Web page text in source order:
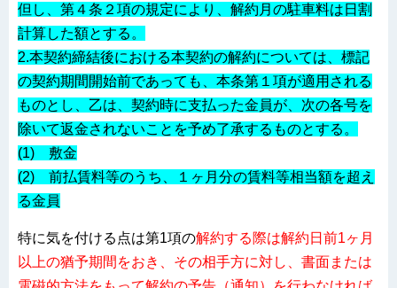
但し、第４条２項の規定により、解約月の駐車料は日割
計算した額とする。
2.本契約締結後における本契約の解約については、標記
の契約期間開始前であっても、本条第１項が適用される
ものとし、乙は、契約時に支払った金員が、次の各号を
除いて返金されないことを予め了承するものとする。
(1) 敷金
(2) 前払賃料等のうち、１ヶ月分の賃料等相当額を超え
る金員
特に気を付ける点は第1項の解約する際は解約日前1ヶ月
以上の猶予期間をおき、その相手方に対し、書面または